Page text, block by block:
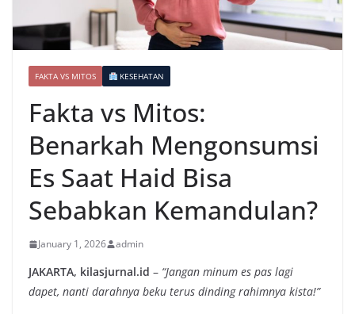
FAKTA VS MITOS KESEHATAN
Fakta vs Mitos:
Benarkah Mengonsumsi
Es Saat Haid Bisa
Sebabkan Kemandulan?
January 1, 2026 admin
JAKARTA, kilasjurnal.id – “Jangan minum es pas lagi
dapet, nanti darahnya beku terus dinding rahimnya kista!”